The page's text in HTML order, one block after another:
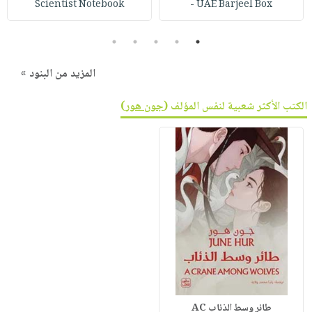
UAE Barjeel Box -
Scientist Notebook
1
2
3
4
5
المزيد من البنود »
الكتب الأكثر شعبية لنفس المؤلف (جون هور)
طائر وسط الذئاب AC